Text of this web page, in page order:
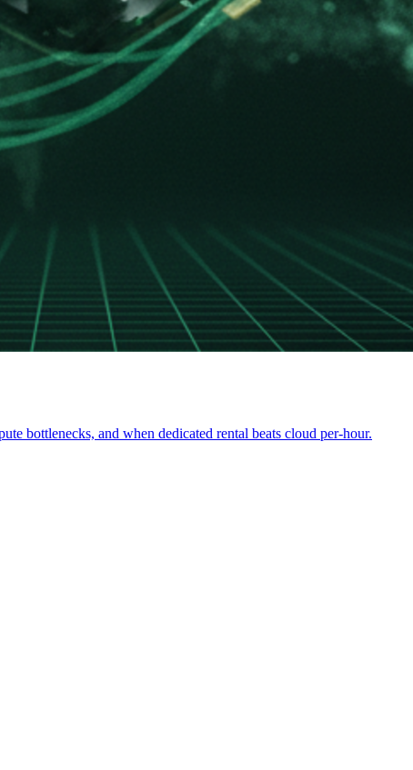
bottlenecks, and when dedicated rental beats cloud per-hour.